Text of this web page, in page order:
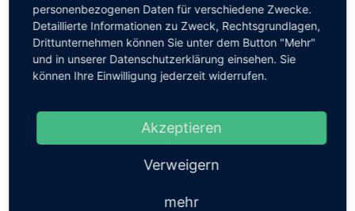
Bei weiteren Fragen zu dieser Episode senden Sie bitte eine
kurze Mail an:
Wir freuen uns über Ihr Feedback und Ihre Kommentare zu
an den jeweiligen Moderator:
personenbezogenen Daten für verschiedene Zwecke.
Detaillierte Informationen zu Zweck, Rechtsgrundlagen,
Drittunternehmen können Sie unter dem Button "Mehr"
und in unserer Datenschutzerklärung einsehen. Sie
können Ihre Einwilligung jederzeit widerrufen.
Akzeptieren
Verweigern
mehr